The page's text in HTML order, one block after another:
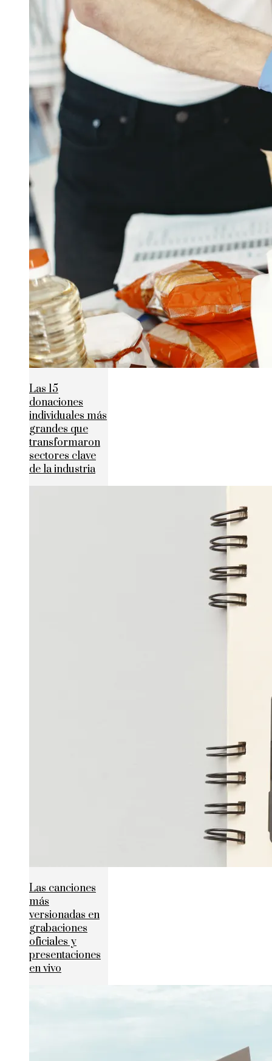
Las 15
donaciones
individuales más
grandes que
transformaron
sectores clave
de la industria
Las canciones
más
versionadas en
grabaciones
oficiales y
presentaciones
en vivo